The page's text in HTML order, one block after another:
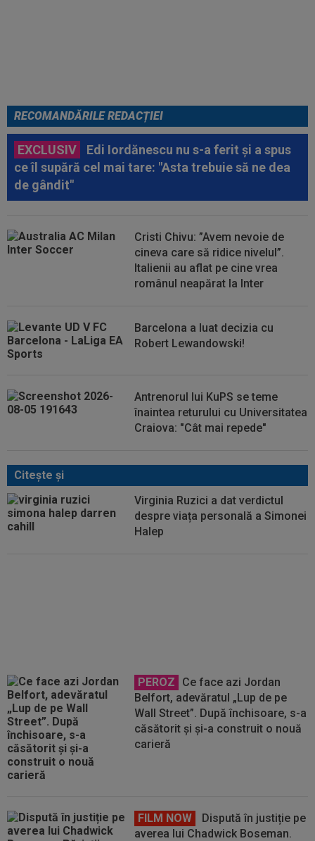
RECOMANDĂRILE REDACȚIEI
EXCLUSIV
Edi Iordănescu nu s-a ferit și a spus
ce îl supără cel mai tare: "Asta trebuie să ne dea
de gândit"
Cristi Chivu: ”Avem nevoie de
cineva care să ridice nivelul”.
Italienii au aflat pe cine vrea
românul neapărat la Inter
Barcelona a luat decizia cu
Robert Lewandowski!
Antrenorul lui KuPS se teme
înaintea returului cu Universitatea
Craiova: "Cât mai repede"
Citeşte şi
Virginia Ruzici a dat verdictul
despre viața personală a Simonei
Halep
PEROZ
Ce face azi Jordan
Belfort, adevăratul „Lup de pe
Wall Street”. După închisoare, s-a
căsătorit și și-a construit o nouă
carieră
FILM NOW
Dispută în justiție pe
averea lui Chadwick Boseman.